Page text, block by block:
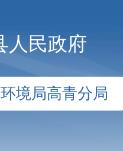
人民政府
境局高青分局